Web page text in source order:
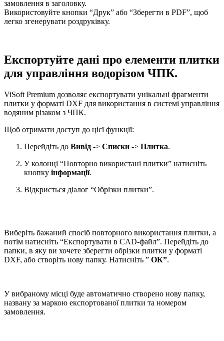
замовлення в заголовку.
Використовуйте кнопки “Друк” або “Зберегти в PDF”, щоб
легко згенерувати роздруківку.
Експортуйте дані про елементи плитки
для управління водорізом ЧПК.
ViSoft Premium дозволяє експортувати унікальні фрагменти
плитки у форматі DXF для використання в системі управління
водяним різаком з ЧПК.
Щоб отримати доступ до цієї функції:
Перейдіть до Вивід -> Списки -> Плитка.
У колонці “Повторно використані плитки” натисніть
кнопку інформації.
Відкриється діалог “Обрізки плитки”.
Виберіть бажаний спосіб повторного використання плитки, а
потім натисніть “Експортувати в CAD-файл”. Перейдіть до
папки, в яку ви хочете зберегти обрізки плитки у форматі
DXF, або створіть нову папку. Натисніть ” ОК”.
У вибраному місці буде автоматично створено нову папку,
названу за маркою експортованої плитки та номером
замовлення.